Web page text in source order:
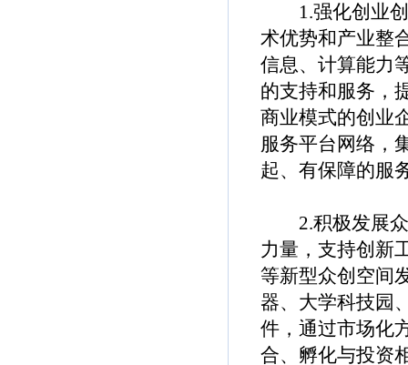
1.强化创业创
术优势和产业整
信息、计算能力
的支持和服务，
商业模式的创业
服务平台网络，
起、有保障的服
2.积极发展众
力量，支持创新
等新型众创空间
器、大学科技园
件，通过市场化
合、孵化与投资